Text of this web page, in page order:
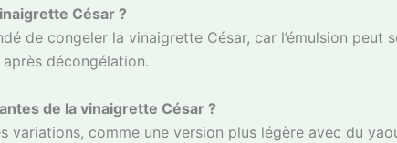
César ?
de congeler la vinaigrette César, car l’émulsion peut
décongélation.
de la vinaigrette César ?
variations, comme une version plus légère avec du